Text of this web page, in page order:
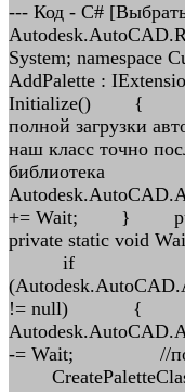
--- Код - C#
System; namespace
AddPalette :
Initialize() { //
полной загрузки
наш класс точно
библиотека
+= Wait; }
private static void
if
!= null) {
-= Wait; //